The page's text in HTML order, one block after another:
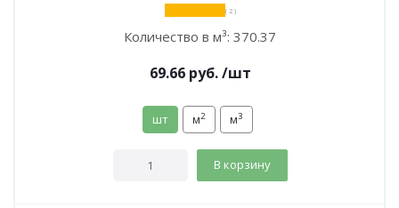
( 2 )
Количество в м³: 370.37
69.66руб. /шт
шт м2 м3
В корзину